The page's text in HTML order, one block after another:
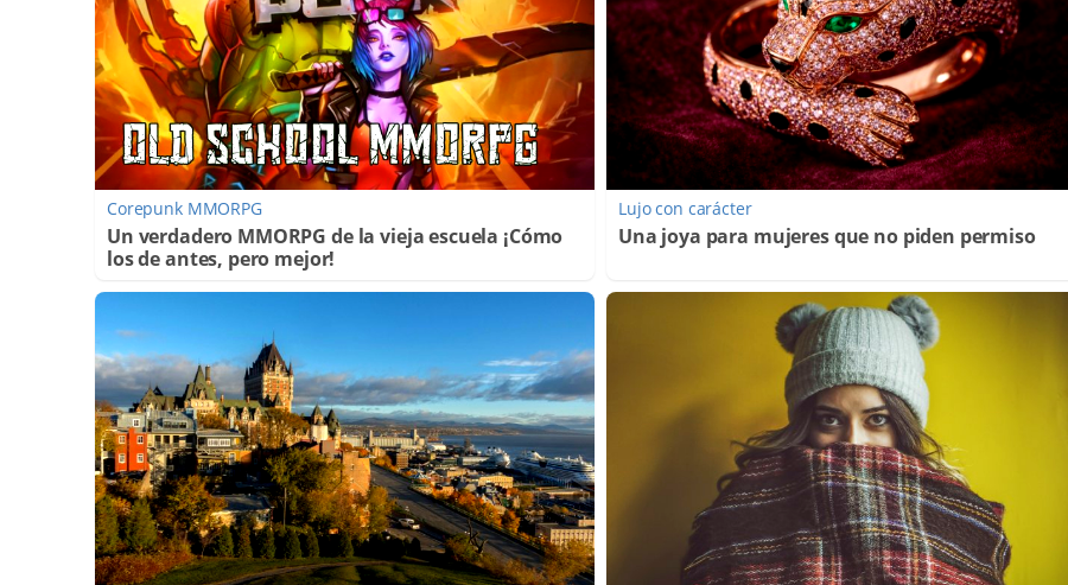
Corepunk MMORPG
Un verdadero MMORPG de la vieja escuela ¡Cómo
los de antes, pero mejor!
Lujo con carácter
Una joya para mujeres que no piden permiso